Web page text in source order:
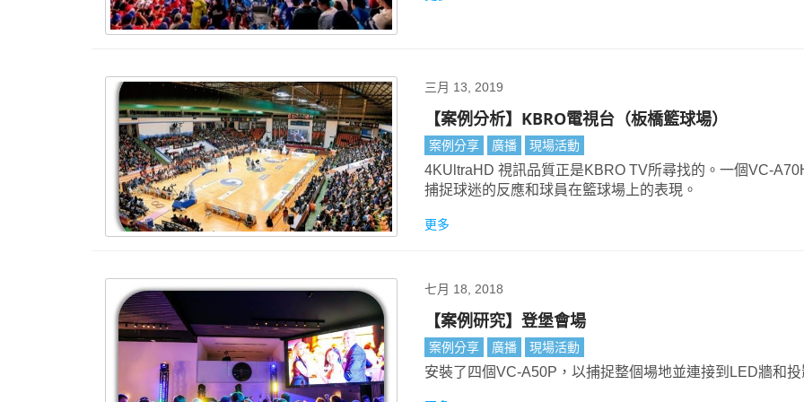
三月 13, 2019
【案例分析】KBRO電視台（板橋籃球場）
案例分享 廣播 現場活動
4KUltraHD 視訊品質正是KBRO TV所尋找的。一個VC-
捕捉球迷的反應和球員在籃球場上的表現。
更多
七月 18, 2018
【案例研究】登堡會場
案例分享 廣播 現場活動
安裝了四個VC-A50P，以捕捉整個場地並連接到LED牆和投